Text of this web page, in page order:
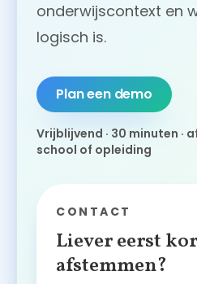
onderwijscontext en
logisch is.
Plan een demo
Vrijblijvend · 30 minuten ·
school of opleiding
CONTACT
Liever eerst
afstemmen?